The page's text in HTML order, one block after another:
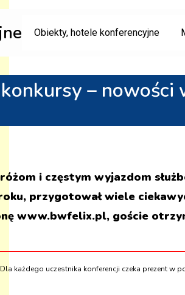
Obiekty, hotele konferencyjne
– nowości
i częstym wyjazdom
roku, przygotował wiele
www.bwfelix.pl, goście
każdego uczestnika konferencji czeka prezent w